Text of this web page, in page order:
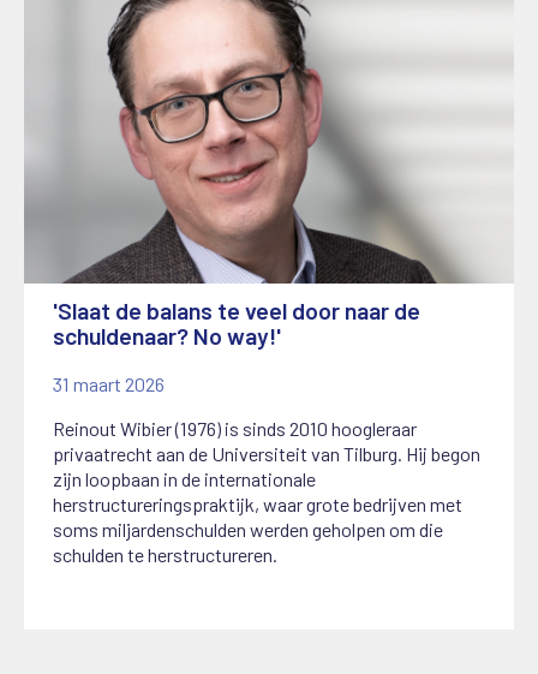
'Slaat de balans te veel door naar de
schuldenaar? No way!'
31 maart 2026
Reinout Wibier (1976) is sinds 2010 hoogleraar
privaatrecht aan de Universiteit van Tilburg. Hij begon
zijn loopbaan in de internationale
herstructureringspraktijk, waar grote bedrijven met
soms miljardenschulden werden geholpen om die
schulden te herstructureren.